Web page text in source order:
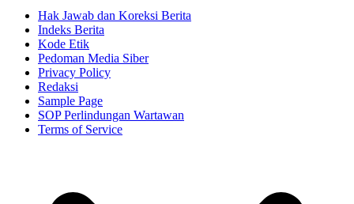
Hak Jawab dan Koreksi Berita
Indeks Berita
Kode Etik
Pedoman Media Siber
Privacy Policy
Redaksi
Sample Page
SOP Perlindungan Wartawan
Terms of Service